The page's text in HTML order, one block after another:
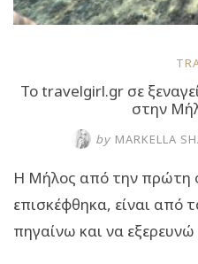
Το travelgirl.gr σε
στην
by MARKELLA
Η Μήλος από την πρώτη
επισκέφθηκα, είναι από
πηγαίνω και να